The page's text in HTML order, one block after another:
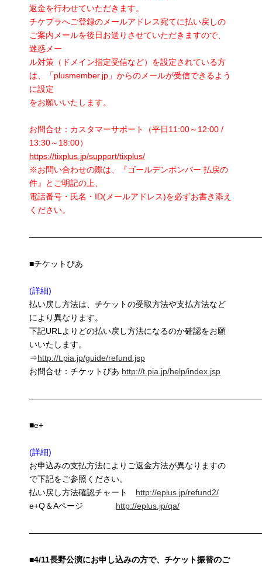
返金を行わせていただきます。
チケプラへご登録のメールアドレス宛てに払い戻しの
ご案内メールを後日お送りさせていただきますので、
迷惑メー
ル対策（ドメイン指定受信など）を設定されている方
は、「plusmember.jp」からのメールが受信できるよう
に設定
をお願いいたします。
お問合せ：カスタマーサポート（平日11:00～12:00 /
13:30～18:00）
https://tixplus.jp/support/tixplus/
※お問い合わせの際は、『ゴールデンボンバー 払戻の
件』とご明記の上、
電話番号・氏名・ID(メールアドレス)を必ずお書き添え
ください。
■チケットぴあ
(詳細)
払い戻し方法は、チケットの受取方法や支払方法など
により異なります。
下記URLよりどの払い戻し方法になるのか確認をお願
いいたします。
⇒http://t.pia.jp/guide/refund.jsp
お問合せ：チケットぴあ http://t.pia.jp/help/index.jsp
■e+
(詳細)
お申込みの支払方法によりご返金方法が異なりますの
で下記をご参照ください。
払い戻し方法確認チャート http://eplus.jp/refund2/
e+Q＆Aページ http://eplus.jp/qa/
■4/11長野公演にお申し込みの方で、チケット振替のご